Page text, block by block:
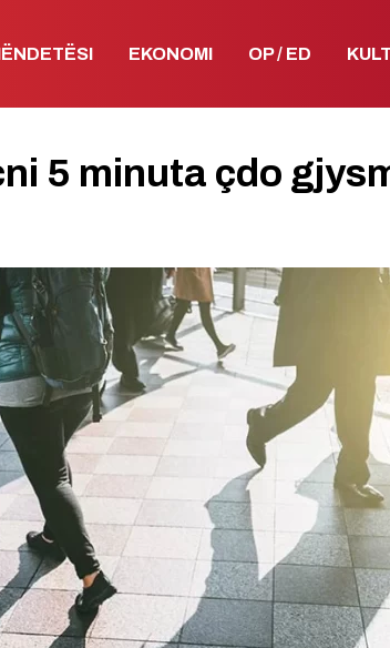
EKONOMI OP / ED
5 minuta çdo